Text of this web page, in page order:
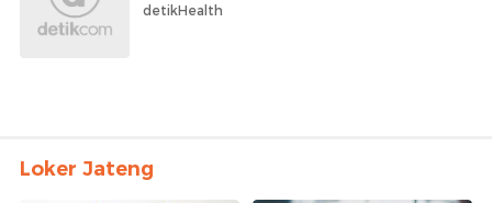
detikHealth
Loker Jateng